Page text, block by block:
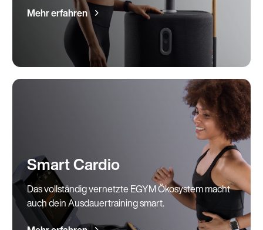
Mehr erfahren
Smart Cardio
Das vollständig vernetzte EGYM Ökosystem macht
auch dein Ausdauertraining smart.